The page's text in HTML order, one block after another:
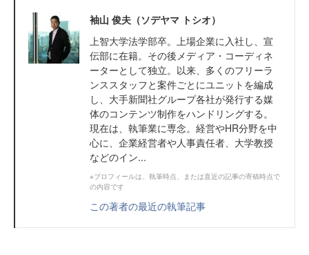
袖山 俊夫（ソデヤマ トシオ）
上智大学法学部卒。上場企業に入社し、宣
伝部に在籍。その後メディア・コーディネ
ーターとして独立。以来、多くのフリーラ
ンススタッフと案件ごとにユニットを編成
し、大手新聞社グループ各社が発行する媒
体のコンテンツ制作をハンドリングする。
現在は、執筆業に専念。経営やHR分野を中
心に、企業経営者や人事責任者、大学教授
などのイン...
※プロフィールは、執筆時点、または直近の記事の寄稿時点で
の内容です
この著者の最近の執筆記事